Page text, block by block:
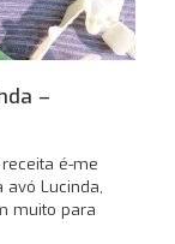
–
é-me
Lucinda,
muito para